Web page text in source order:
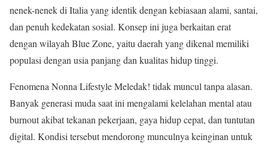
nenek-nenek di Italia yang identik dengan kebiasaan alami, santai,
dan penuh kedekatan sosial. Konsep ini juga berkaitan erat
dengan wilayah Blue Zone, yaitu daerah yang dikenal memiliki
populasi dengan usia panjang dan kualitas hidup tinggi.
Fenomena Nonna Lifestyle Meledak! tidak muncul tanpa alasan.
Banyak generasi muda saat ini mengalami kelelahan mental atau
burnout akibat tekanan pekerjaan, gaya hidup cepat, dan tuntutan
digital. Kondisi tersebut mendorong munculnya keinginan untuk